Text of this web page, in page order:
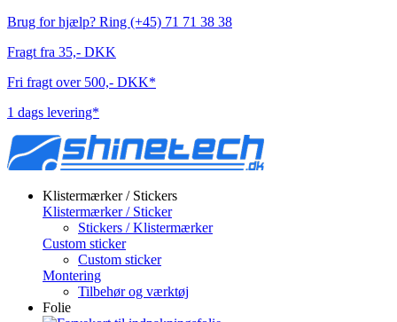
Brug for hjælp? Ring (+45) 71 71 38 38
Fragt fra 35,- DKK
Fri fragt over 500,- DKK*
1 dags levering*
Klistermærker / Stickers
Klistermærker / Sticker
Stickers / Klistermærker
Custom sticker
Custom sticker
Montering
Tilbehør og værktøj
Folie